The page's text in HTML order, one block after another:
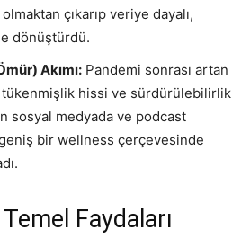
çıkarıp veriye dayalı,
dönüştürdü.
Akımı: Pandemi sonrası artan
tükenmişlik hissi ve sürdürülebilirlik
sosyal medyada ve podcast
geniş bir wellness çerçevesinde
Faydaları